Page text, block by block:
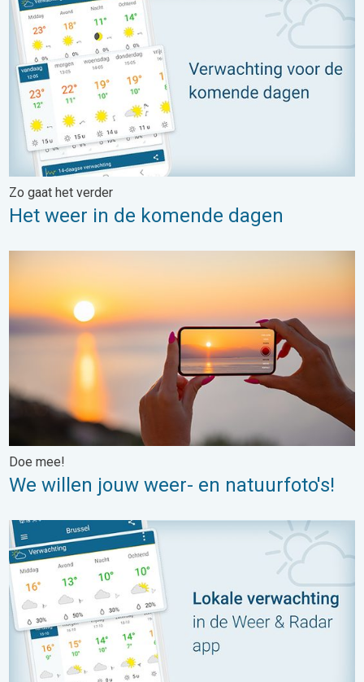
Zo gaat het verder
Het weer in de komende dagen
Doe mee!
We willen jouw weer- en natuurfoto's!
Hoe is het weer in…? De lokale verwachting. Het weer